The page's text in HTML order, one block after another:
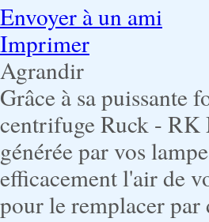
Envoyer à un ami
Imprimer
Agrandir
Grâce à sa puissante
centrifuge Ruck - RK
générée par vos
efficacement l'air de
pour le remplacer